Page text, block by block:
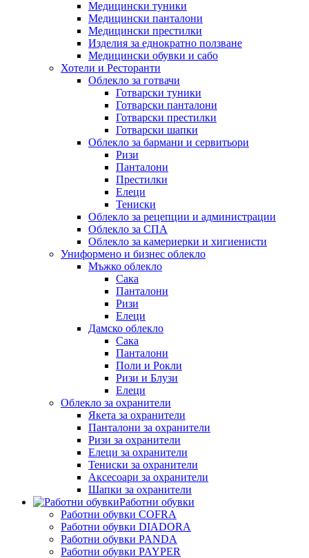
Медицински туники
Медицински панталони
Медицински престилки
Изделия за еднократно ползване
Медицински обувки и сабо
Хотели и Ресторанти
Облекло за готвачи
Готварски туники
Готварски панталони
Готварски престилки
Готварски шапки
Облекло за бармани и сервитьори
Ризи
Панталони
Престилки
Елеци
Тениски
Облекло за рецепции и администрации
Облекло за СПА
Облекло за камериерки и хигиенисти
Униформено и бизнес облекло
Мъжко облекло
Сака
Панталони
Ризи
Елеци
Дамско облекло
Сака
Панталони
Поли и Рокли
Ризи и Блузи
Елеци
Облекло за охранители
Якета за охранители
Панталони за охранители
Ризи за охранители
Елеци за охранители
Тениски за охранители
Аксесоари за охранители
Шапки за охранители
Работни обувки
Работни обувки COFRA
Работни обувки DIADORA
Работни обувки PANDA
Работни обувки PAYPER